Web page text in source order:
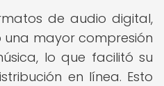
de audio digital,
una mayor compresión
lo que facilitó su
en línea. Esto